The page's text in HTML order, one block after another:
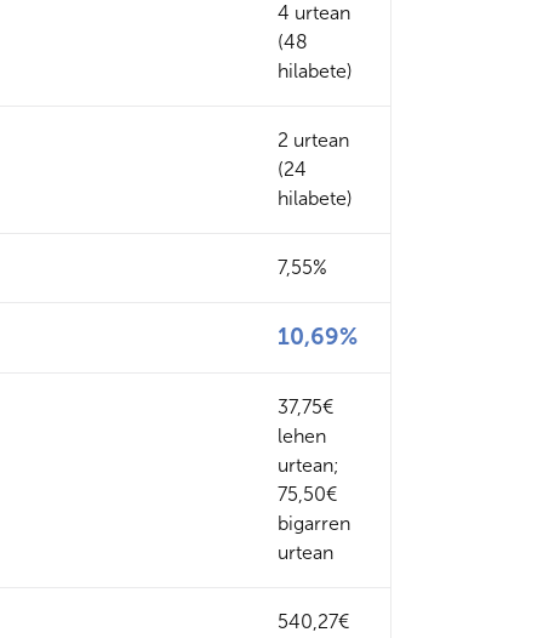
4 urtean
(48
hilabete)
2 urtean
(24
hilabete)
7,55%
10,69%
37,75€
lehen
urtean;
75,50€
bigarren
urtean
540,27€